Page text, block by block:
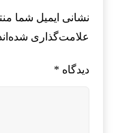
نشانی ایمیل شما
علامت‌گذاری
دیدگاه *